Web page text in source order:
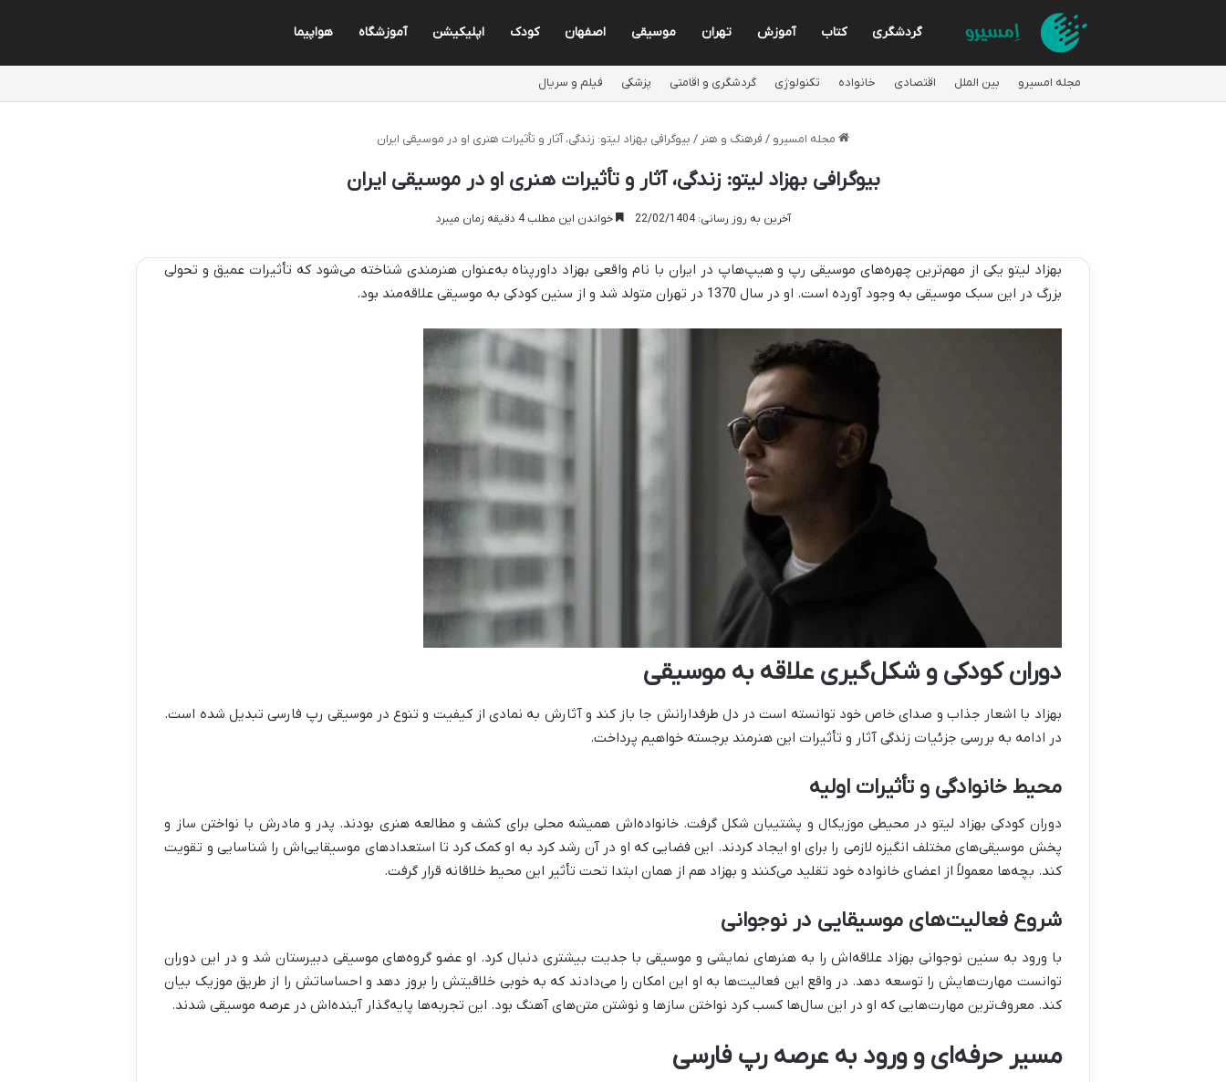
گردشگری کتاب آموزش تهران موسیقی اصفهان کودک اپلیکیشن آموزشگاه هواپیما
مجله امسیرو بین الملل اقتصادی خانواده تکنولوژی گردشگری و اقامتی پزشکی فیلم و سریال
مجله امسیرو / فرهنگ و هنر / بیوگرافی بهزاد لیتو: زندگی، آثار و تأثیرات هنری او در موسیقی ایران
بیوگرافی بهزاد لیتو: زندگی، آثار و تأثیرات هنری او در موسیقی ایران
آخرین به روز رسانی: 22/02/1404 خواندن این مطلب 4 دقیقه زمان میبرد
بهزاد لیتو یکی از مهم‌ترین چهره‌های موسیقی رپ و هیپ‌هاپ در ایران با نام واقعی بهزاد داورپناه به‌عنوان هنرمندی شناخته می‌شود که تأثیرات عمیق و تحولی
بزرگ در این سبک موسیقی به وجود آورده است. او در سال 1370 در تهران متولد شد و از سنین کودکی به موسیقی علاقه‌مند بود.
دوران کودکی و شکل‌گیری علاقه به موسیقی
بهزاد با اشعار جذاب و صدای خاص خود توانسته است در دل طرفدارانش جا باز کند و آثارش به نمادی از کیفیت و تنوع در موسیقی رپ فارسی تبدیل شده است.
در ادامه به بررسی جزئیات زندگی آثار و تأثیرات این هنرمند برجسته خواهیم پرداخت.
محیط خانوادگی و تأثیرات اولیه
دوران کودکی بهزاد لیتو در محیطی موزیکال و پشتیبان شکل گرفت. خانواده‌اش همیشه محلی برای کشف و مطالعه هنری بودند. پدر و مادرش با نواختن ساز و
پخش موسیقی‌های مختلف انگیزه لازمی را برای او ایجاد کردند. این فضایی که او در آن رشد کرد به او کمک کرد تا استعدادهای موسیقایی‌اش را شناسایی و تقویت
کند. بچه‌ها معمولاً از اعضای خانواده خود تقلید می‌کنند و بهزاد هم از همان ابتدا تحت تأثیر این محیط خلاقانه قرار گرفت.
شروع فعالیت‌های موسیقایی در نوجوانی
با ورود به سنین نوجوانی بهزاد علاقه‌اش را به هنرهای نمایشی و موسیقی با جدیت بیشتری دنبال کرد. او عضو گروه‌های موسیقی دبیرستان شد و در این دوران
توانست مهارت‌هایش را توسعه دهد. در واقع این فعالیت‌ها به او این امکان را می‌دادند که به خوبی خلاقیتش را بروز دهد و احساساتش را از طریق موزیک بیان
کند. معروف‌ترین مهارت‌هایی که او در این سال‌ها کسب کرد نواختن سازها و نوشتن متن‌های آهنگ بود. این تجربه‌ها پایه‌گذار آینده‌اش در عرصه موسیقی شدند.
مسیر حرفه‌ای و ورود به عرصه رپ فارسی